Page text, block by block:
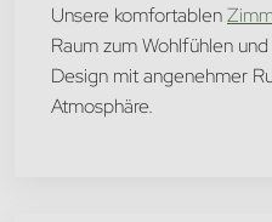
Unsere komfortablen
Raum zum Wohlfühlen
Design mit angenehmer
Atmosphäre.